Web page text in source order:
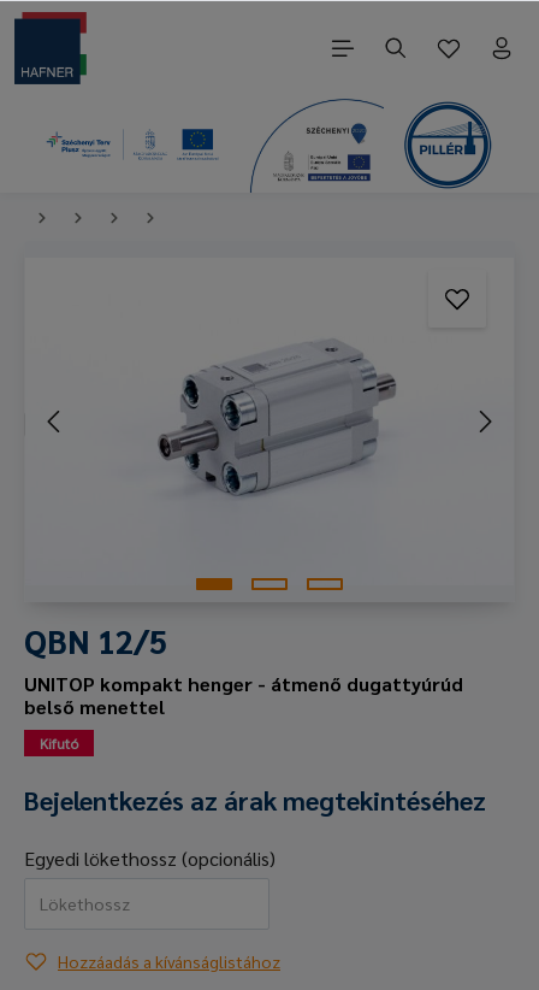
QBN 12/5
UNITOP kompakt henger - átmenő dugattyúrúd
belső menettel
Kifutó
Bejelentkezés az árak megtekintéséhez
Egyedi lökethossz (opcionális)
Hozzáadás a kívánságlistához